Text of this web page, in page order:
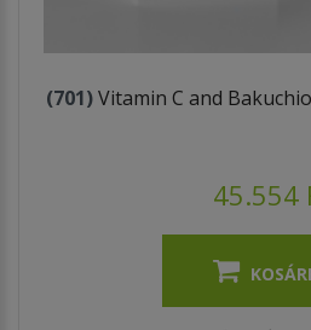
(701)Vitamin C and
45.554